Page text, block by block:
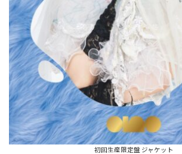
初回生産限定盤 ジャケット